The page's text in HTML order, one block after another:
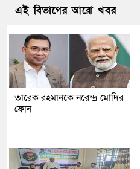
এই বিভাগের আরো খবর
তারেক রহমানকে নরেন্দ্র মোদির
ফোন